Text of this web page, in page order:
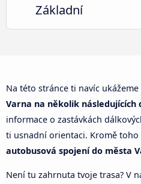
Základní
Na této stránce ti navíc ukážeme
Varna na několik následujících
informace o zastávkách
ti usnadní orientaci. Kromě toho
autobusová spojení do města
Není tu zahrnuta tvoje trasa? V